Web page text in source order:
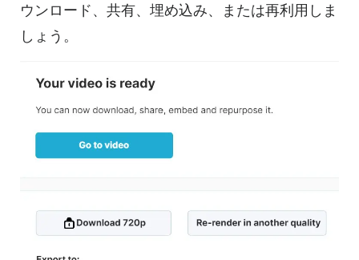
ウンロード、共有、埋め込み、または再利用しま
しょう。